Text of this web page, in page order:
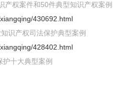
产权案件和50件典型知识产权案例
430692.html
识产权司法保护典型案例
428402.html
十大典型案例